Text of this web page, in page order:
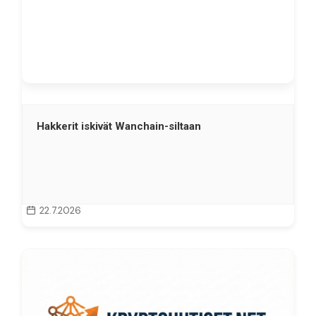
Hakkerit iskivät Wanchain-siltaan
22.7.2026